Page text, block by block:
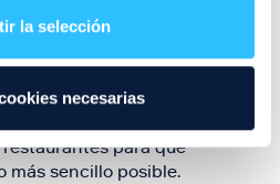
la selección
necesarias
de ocio y shopping durante
información necesaria de
Sus datos de contacto y
para que
más sencillo posible.